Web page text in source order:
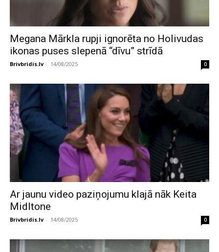
Megana Mārkla rupji ignorēta no Holivudas
ikonas puses slepenā “dīvu” strīdā
Brivbridis.lv - 14/08/2025 0
Ar jaunu video paziņojumu klajā nāk Keita
Midltone
Brivbridis.lv - 14/08/2025 0